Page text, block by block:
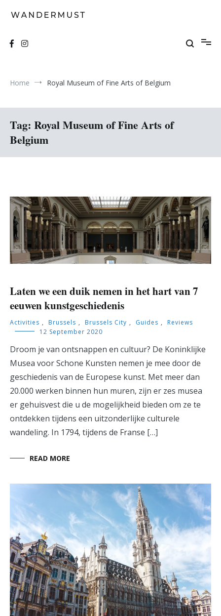
Home Royal Museum of Fine Arts of Belgium
Tag: Royal Museum of Fine Arts of
Belgium
Laten we een duik nemen in het hart van 7
eeuwen kunstgeschiedenis
Activities , Brussels , Brussels City , Guides ,
Reviews
12 September 2020
Droom je van ontsnappen en cultuur? De Koninklijke
Musea voor Schone Kunsten nemen je mee door de
geschiedenis van de Europese kunst. Met meer dan
20.000 werken binnen hun muren, zijn er zes musea
er gehuisvest die u de mogelijkheid bieden om ze te
ontdekken tijdens een uitzonderlijke culturele
wandeling. In 1794, tijdens de Franse […]
READ MORE